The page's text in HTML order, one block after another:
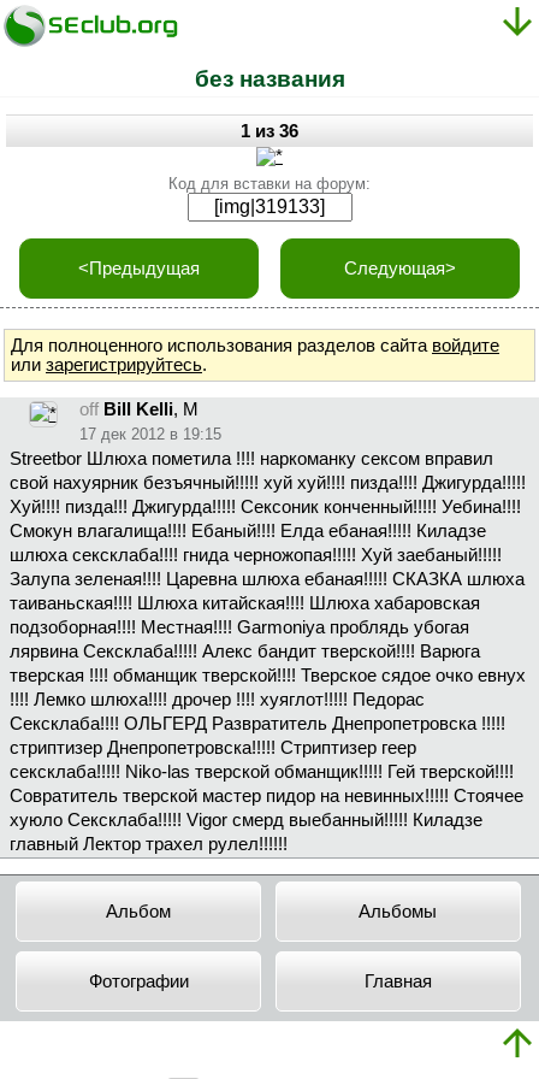
без названия
1 из 36
Код для вставки на форум:
<Предыдущая Следующая>
Для полноценного использования разделов сайта войдите
или зарегистрируйтесь.
off Bill Kelli, М
17 дек 2012 в 19:15
Streetbor Шлюха пометила !!!! наркоманку сексом вправил
свой нахуярник безъячный!!!!! хуй хуй!!!! пизда!!!! Джигурда!!!!!
Хуй!!!! пизда!!! Джигурда!!!!! Сексоник конченный!!!!! Уебина!!!!
Смокун влагалища!!!! Ебаный!!!! Елда ебаная!!!!! Киладзе
шлюха сексклаба!!!! гнида черножопая!!!!! Хуй заебаный!!!!!
Залупа зеленая!!!! Царевна шлюха ебаная!!!!! СКАЗКА шлюха
таиваньская!!!! Шлюха китайская!!!! Шлюха хабаровская
подзоборная!!!! Местная!!!! Garmoniya проблядь убогая
лярвина Сексклаба!!!!! Алекс бандит тверской!!!! Варюга
тверская !!!! обманщик тверской!!!! Тверское сядое очко евнух
!!!! Лемко шлюха!!!! дрочер !!!! хуяглот!!!!! Педорас
Сексклаба!!!! ОЛЬГЕРД Развратитель Днепропетровска !!!!!
стриптизер Днепропетровска!!!!! Стриптизер геер
сексклаба!!!!! Niko-las тверской обманщик!!!!! Гей тверской!!!!
Совратитель тверской мастер пидор на невинных!!!!! Стоячее
хуюло Сексклаба!!!!! Vigor смерд выебанный!!!!! Киладзе
главный Лектор трахел рулел!!!!!!
Альбом Альбомы
Фотографии Главная